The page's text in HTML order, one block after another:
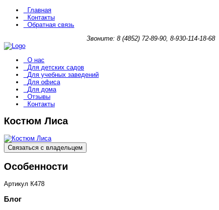
Главная
Контакты
Обратная связь
Звоните: 8 (4852) 72-89-90, 8-930-114-18-68
О нас
Для детских садов
Для учебных заведений
Для офиса
Для дома
Отзывы
Контакты
Костюм Лиса
Связаться с владельцем
Особенности
Артикул К478
Блог